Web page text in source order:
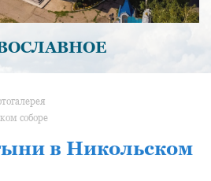
соборе
в Никольском